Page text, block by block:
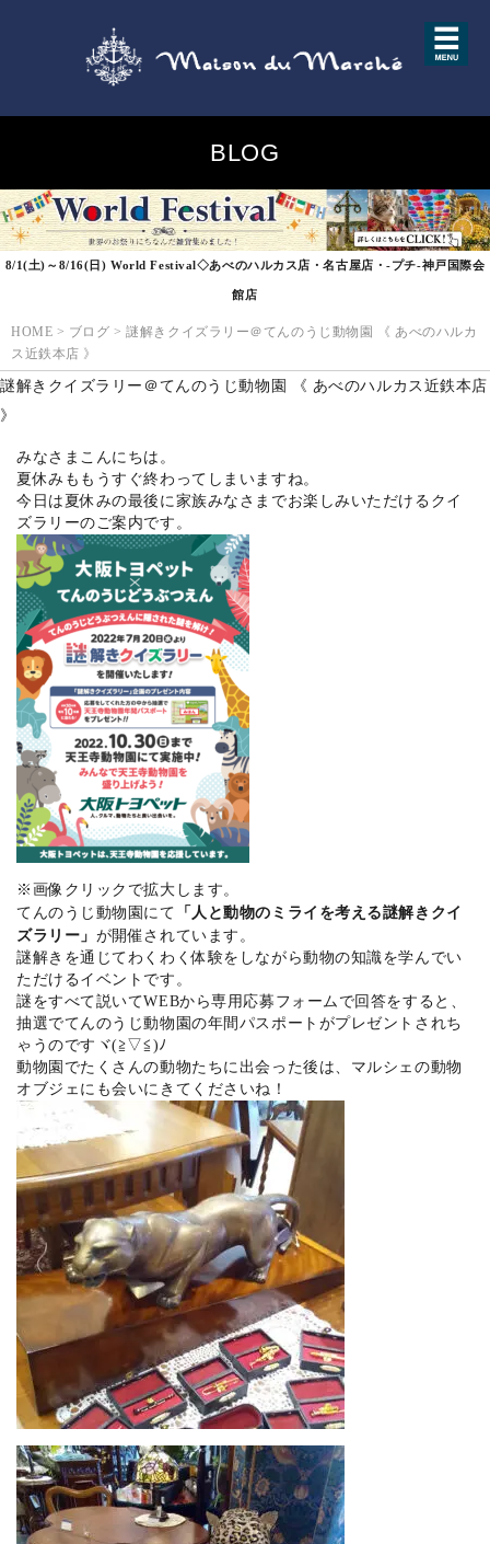
BLOG
8/1(土)～8/16(日) World Festival◇あべのハルカス店・名古屋店・-プチ-神戸国際会
館店
HOME > ブログ >謎解きクイズラリー＠てんのうじ動物園 《 あべのハルカ
ス近鉄本店 》
謎解きクイズラリー＠てんのうじ動物園 《 あべのハルカス近鉄本店
》
みなさまこんにちは。
夏休みももうすぐ終わってしまいますね。
今日は夏休みの最後に家族みなさまでお楽しみいただけるクイ
ズラリーのご案内です。
※画像クリックで拡大します。
てんのうじ動物園にて
「人と動物のミライを考える謎解きクイ
ズラリー」 が開催されています。
謎解きを通じてわくわく体験をしながら動物の知識を学んでい
ただけるイベントです。
謎をすべて説いてWEBから専用応募フォームで回答をすると、
抽選でてんのうじ動物園の年間パスポートがプレゼントされち
ゃうのですヾ(≧▽≦)ﾉ
動物園でたくさんの動物たちに出会った後は、マルシェの動物
オブジェにも会いにきてくださいね！